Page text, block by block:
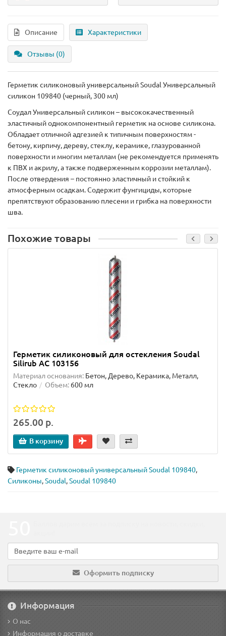
Описание Характеристики
Отзывы (0)
Герметик силиконовый универсальный Soudal Универсальный
силикон 109840 (черный, 300 мл)
Соудал Универсальный силикон – высококачественный
эластичный однокомпонентный герметик на основе силикона.
Обладает отличной адгезией к типичным поверхностям -
бетону, кирпичу, дереву, стеклу, керамике, глазурованной
поверхности и многим металлам (не рекомендуется применять
к ПВХ и акрилу, а также подверженным коррозии металлам).
После отвердения – постоянно эластичный и стойкий к
атмосферным осадкам. Содержит фунгициды, которые
препятствуют образованию плесени и грибка на поверхности
шва.
Похожие товары
Герметик силиконовый для остекления Soudal
Silirub AC 103156
Материал основания: Бетон, Дерево, Керамика, Металл,
Стекло
Объем: 600 мл
265.00 р.
В корзину
Герметик силиконовый универсальный Soudal 109840,
Силиконы,Soudal,Soudal 109840
Оформить подписку
Информация
О нас
Информация о доставке